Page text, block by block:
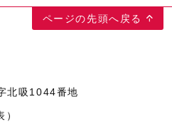
ページの先頭へ戻る
北吸1044番地
）